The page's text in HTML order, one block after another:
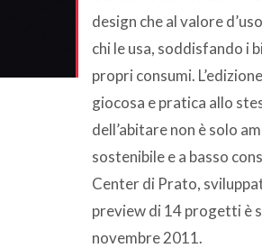
design che al valore
chi le usa, soddisfando i
propri consumi.
giocosa e pratica allo
dell’abitare non è solo
sostenibile e a basso
Center di Prato,
preview di 14 progetti è
novembre 2011.